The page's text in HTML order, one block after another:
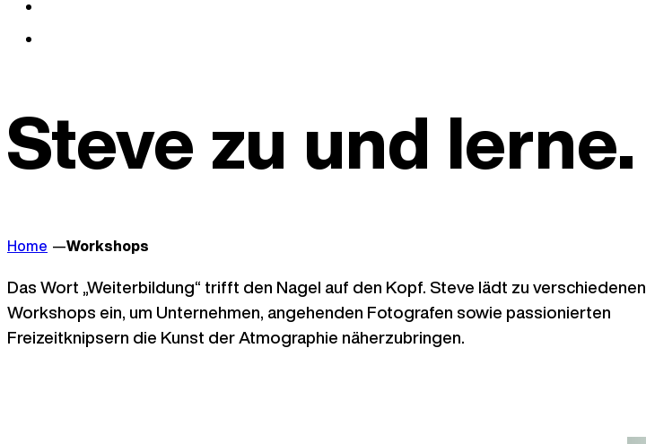
Steve zu und lerne.
Home Workshops
Das Wort „Weiterbildung“ trifft den Nagel auf den Kopf. Steve lädt zu verschiedenen
Workshops ein, um Unternehmen, angehenden Fotografen sowie passionierten
Freizeitknipsern die Kunst der Atmographie näherzubringen.